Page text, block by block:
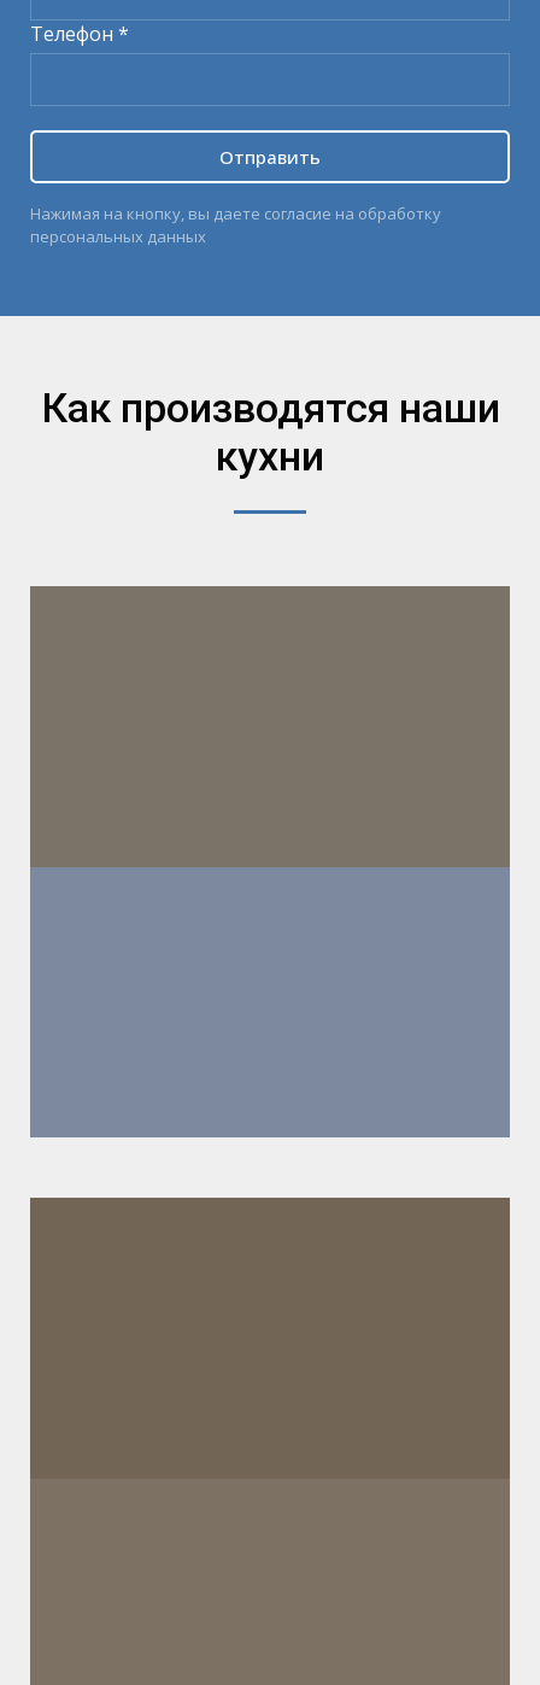
Телефон *
Отправить
Нажимая на кнопку, вы даете согласие на обработку
персональных данных
Как производятся наши
кухни